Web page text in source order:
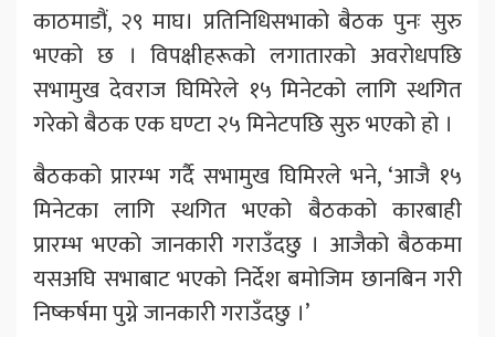
काठमाडौं, २९ माघ। प्रतिनिधिसभाको बैठक पुनः सुरु
भएको छ । विपक्षीहरूको लगातारको अवरोधपछि
सभामुख देवराज घिमिरेले १५ मिनेटको लागि स्थगित
गरेको बैठक एक घण्टा २५ मिनेटपछि सुरु भएको हो ।
बैठकको प्रारम्भ गर्दै सभामुख घिमिरले भने, ‘आजै १५
मिनेटका लागि स्थगित भएको बैठकको कारबाही
प्रारम्भ भएको जानकारी गराउँदछु । आजैको बैठकमा
यसअघि सभाबाट भएको निर्देश बमोजिम छानबिन गरी
निष्कर्षमा पुग्ने जानकारी गराउँदछु ।’